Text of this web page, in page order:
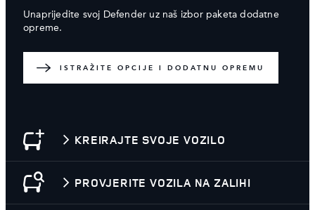
Unaprijedite svoj Defender uz naš izbor paketa dodatne
opreme.
ISTRAŽITE OPCIJE I DODATNU OPREMU
KREIRAJTE SVOJE VOZILO
PROVJERITE VOZILA NA ZALIHI